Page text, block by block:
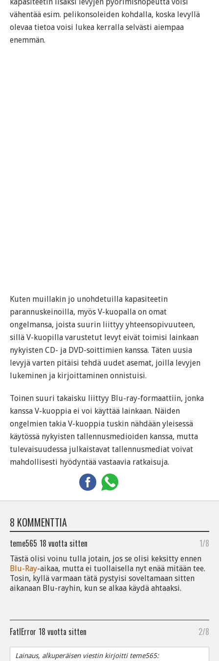
vähentää esim. pelikonsoleiden kohdalla, koska levyllä
olevaa tietoa voisi lukea kerralla selvästi aiempaa
enemmän.
Kuten muillakin jo unohdetuilla kapasiteetin
parannuskeinoilla, myös V-kuopalla on omat
ongelmansa, joista suurin liittyy yhteensopivuuteen,
sillä V-kuopilla varustetut levyt eivät toimisi lainkaan
nykyisten CD- ja DVD-soittimien kanssa. Täten uusia
levyjä varten pitäisi tehdä uudet asemat, joilla levyjen
lukeminen ja kirjoittaminen onnistuisi.
Toinen suuri takaisku liittyy Blu-ray-formaattiin, jonka
kanssa V-kuoppia ei voi käyttää lainkaan. Näiden
ongelmien takia V-kuoppia tuskin nähdään yleisessä
käytössä nykyisten tallennusmedioiden kanssa, mutta
tulevaisuudessa julkaistavat tallennusmediat voivat
mahdollisesti hyödyntää vastaavia ratkaisuja.
8 KOMMENTTIA
teme565 18 vuotta sitten 1/8
Tästä olisi voinu tulla jotain, jos se olisi keksitty ennen
Blu-Ray-aikaa, mutta ei tuollaisella nyt enää mitään tee.
Tosin, kyllä varmaan tätä pystyisi soveltamaan sitten
aikanaan Blu-rayhin, kun se alkaa käydä ahtaaksi.
FatlError 18 vuotta sitten 2/8
Lainaus, alkuperäisen viestin kirjoitti teme565: